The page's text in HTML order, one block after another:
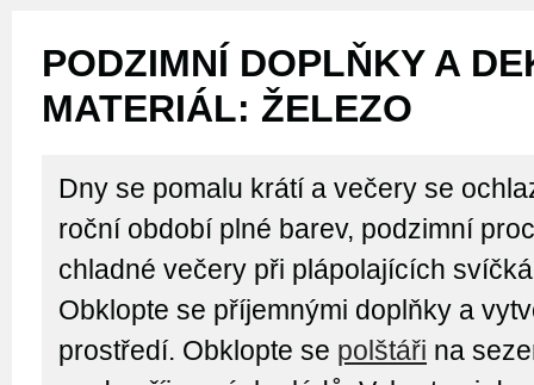
PODZIMNÍ DOPLŇKY A
MATERIÁL: ŽELEZO
Dny se pomalu krátí a večery se
roční období plné barev, podzimní
chladné večery při plápolajících
Obklopte se příjemnými doplňky a
prostředí. Obklopte se polštáři na